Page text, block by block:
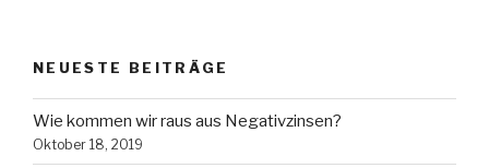
NEUESTE BEITRÄGE
Wie kommen wir raus aus Negativzinsen?
Oktober 18, 2019